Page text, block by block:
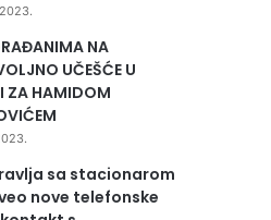
NA
UČEŠĆE U
ZA HAMIDOM
sa stacionarom
nove telefonske